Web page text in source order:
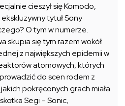
cieszył się Komodo,
tytuł Sony
O tym w numerze.
skupia się tym razem wokół
z największych epidemii w
atomowych, których
do scen rodem z
pokręconych grach miała
Segi – Sonic,